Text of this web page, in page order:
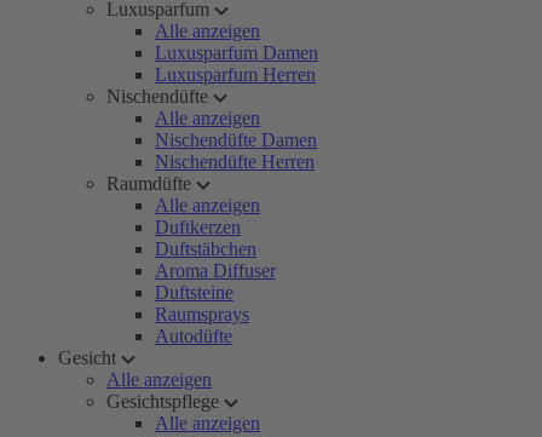
Luxusparfum
Alle anzeigen
Luxusparfum Damen
Luxusparfum Herren
Nischendüfte
Alle anzeigen
Nischendüfte Damen
Nischendüfte Herren
Raumdüfte
Alle anzeigen
Duftkerzen
Duftstäbchen
Aroma Diffuser
Duftsteine
Raumsprays
Autodüfte
Gesicht
Alle anzeigen
Gesichtspflege
Alle anzeigen